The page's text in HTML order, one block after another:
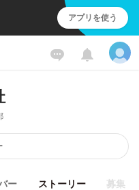
アプリを使う
ー ストーリー 募集